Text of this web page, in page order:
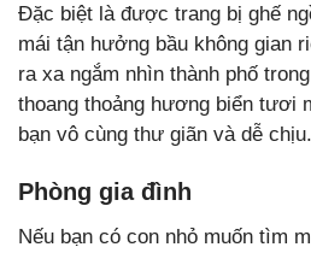
Đặc biệt là được trang bị ghế
mái tận hưởng bầu không gian
ra xa ngắm nhìn thành phố
thoang thoảng hương biển tươi
bạn vô cùng thư giãn và dễ chịu.
Phòng gia đình
Nếu bạn có con nhỏ muốn tìm